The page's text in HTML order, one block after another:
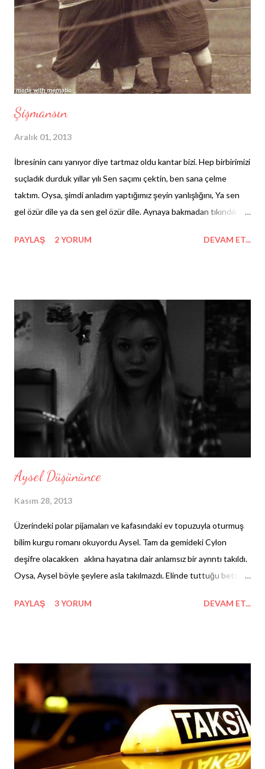
kavramları insanlar bu küçük zümrelerde doğurmuş olsalar da, bir
yerden sonra izole hayat sürmenin peşine düştüler. Ve, daha
geniş yaşam alanları...
Şişmansın
Aralık 01, 2013
İbresinin canı yanıyor diye tartmaz oldu kantar bizi. Hep birbirimizi
suçladık durduk yıllar yılı Sen saçımı çektin, ben sana çelme
taktım. Oysa, şimdi anladım yaptığımız şeyin yanlışlığını, Ya sen
gel özür dile ya da sen gel özür dile. Aynaya bakmadan tıkındık
Oysa, şişman olan şey sadece egolarımızdı, Ya sen gel özür dile,
PAYLAŞ 2 YORUM DEVAM ET...
Aysel Düşününce
Kasım 28, 2013
Üzerindeki polar pijamaları ve kafasındaki ev topuzuyla oturmuş
bilim kurgu romanı okuyordu Aysel. Tam da gemideki Cylon
deşifre olacakken aklına hayatına dair anlamsız bir ayrıntı takıldı.
Oysa, Aysel böyle şeylere asla takılmazdı. Elinde tuttuğu beton
buğulamaya başladı. Sevmedi Aysel bu durumu, hemen doğruldu
düşündü, düşündü ve düşündü. Yetmedi, hayatına giren
adamlara sövmesi de onu rahatlatmadı. Durdurmak ne mümkün
Aysel'i? Hızla salladığı sağ ayağından çıkmak üzere olan uyku
çorabını çekiştirirken, kucağında açık kalan kitabının 213.
sayfasının ucunu kıvırıp kapattı. Oysa, onun için kitap sayfalarını
kıvırmak, saçına yapışan sakız kadar can sıkıcıydı. Aysel, düşündü,
PAYLAŞ 3 YORUM DEVAM ET...